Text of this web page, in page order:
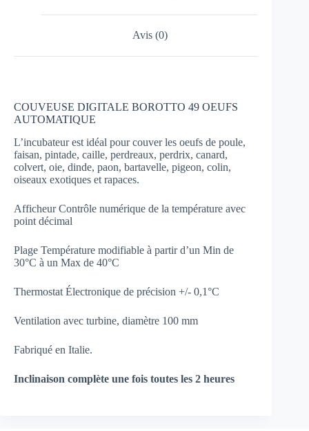
Avis (0)
COUVEUSE DIGITALE BOROTTO 49 OEUFS
AUTOMATIQUE
L’incubateur est idéal pour couver les oeufs de poule,
faisan, pintade, caille, perdreaux, perdrix, canard,
colvert, oie, dinde, paon, bartavelle, pigeon, colin,
oiseaux exotiques et rapaces.
Afficheur Contrôle numérique de la température avec
point décimal
Plage Température modifiable à partir d’un Min de
30°C à un Max de 40°C
Thermostat Électronique de précision +/- 0,1°C
Ventilation avec turbine, diamètre 100 mm
Fabriqué en Italie.
Inclinaison complète une fois toutes les 2 heures